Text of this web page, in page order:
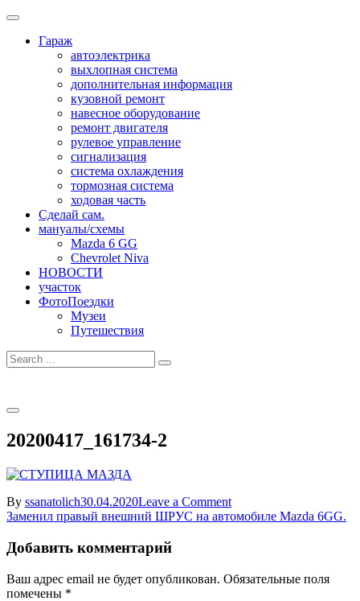
Skip
contentГараж
автоэлектрика
выхлопная система
дополнительная информация
кузовной ремонт
навесное оборудование
ремонт двигателя
рулевое управление
сигнализация
система охлаждения
тормозная система
ходовая часть
Сделай сам.
мануалы/схемы
Mazda 6 GG
Chevrolet Niva
НОВОСТИ
участок
ФотоПоездки
Музеи
Путешествия
Search
for:
20200417_161734-2
By ssanatolich30.04.2020Leave a Commenton
20200417_161734-
Навигация
по
записям
Заменил правый внешний ШРУС на автомобиле Mazda 6GG.
Добавить комментарий
Ваш адрес email не будет опубликован. Обязательные поля
помечены *